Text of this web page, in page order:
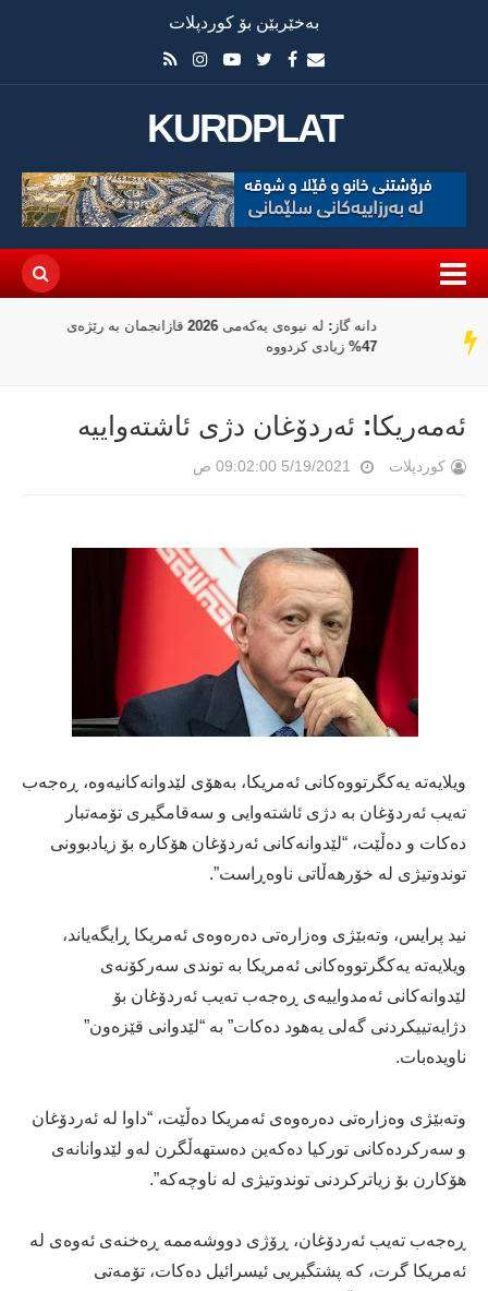
بەخێربێن بۆ کوردپلات
KURDPLAT
سەر
دێڕ
بانکی جیهانی 100 ملیۆن دۆلار بۆ نوێکردنەوەی کەرتی
دارایی سووریا تەرخان دەکات
ئەمەریکا: ئەردۆغان دژی ئاشتەواییە
کوردپلات 5/19/2021 09:02:00 ص
ویلایەتە یەکگرتووەکانی ئەمریکا، بەهۆی لێدوانەكانیەوە، ڕەجەب
تەیب ئەردۆغان بە دژی ئاشتەوایی و سەقامگیری تۆمەتبار
دەکات و دەڵێت، “لێدوانەكانی ئەردۆغان هۆکارە بۆ زیادبوونی
توندوتیژی لە خۆرهەڵاتی ناوەڕاست”.
نید پرایس، وتەبێژی وەزارەتی دەرەوەی ئەمریکا ڕایگەیاند،
ویلایەتە یەکگرتووەکانی ئەمریکا بە توندی سەرکۆنەی
لێدوانەکانی ئەمدواییەی ڕەجەب تەیب ئەردۆغان بۆ
دژایەتییکردنی گەلی یەهود دەکات” بە “لێدوانی قێزەون”
ناویدەبات.
وتەبێژی وەزارەتی دەرەوەی ئەمریکا دەڵێت، “داوا لە ئەردۆغان
و سەرکردەکانی تورکیا دەکەین دەستهەڵگرن لەو لێدوانانەی
هۆکارن بۆ زیاترکردنی توندوتیژی لە ناوچەکە”.
ڕەجەب تەیب ئەردۆغان، ڕۆژی دووشەممە ڕەخنەی ئەوەی لە
ئەمریكا گرت، كە پشتگیریی ئیسرائیل دەكات، تۆمەتی